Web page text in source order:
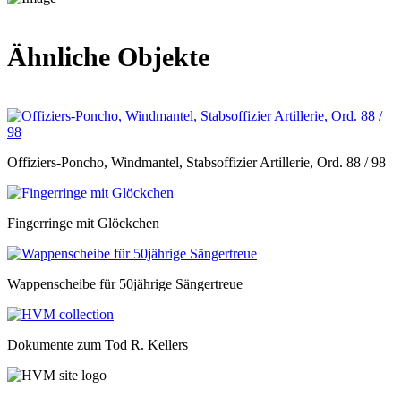
Ähnliche Objekte
Offiziers-Poncho, Windmantel, Stabsoffizier Artillerie, Ord. 88 / 98
Fingerringe mit Glöckchen
Wappenscheibe für 50jährige Sängertreue
Dokumente zum Tod R. Kellers